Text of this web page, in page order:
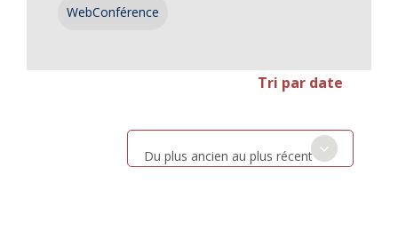
WebConférence
Tri par date
Du plus ancien au plus récent